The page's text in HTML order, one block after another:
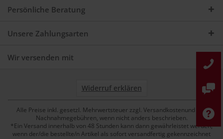
Persönliche Beratung
Unsere Zahlungsarten
Wir versenden mit
Widerruf erklären
Alle Preise inkl. gesetzl. Mehrwertsteuer zzgl. Versandkostenund ggf.
Nachnahmegebühren, wenn nicht anders beschrieben.
*Ein Versand innerhalb von 48 Stunden kann dann gewährleistet werden,
wenn der/die bestellte/n Artikel als sofort versandfertig gekennzeichnet